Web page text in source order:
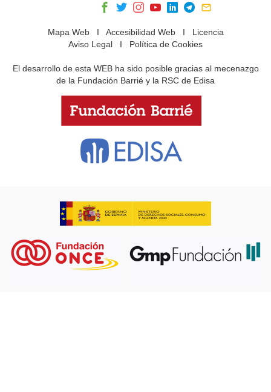
Mapa WebI Accesibilidad WebI Licencia
Aviso Legal I Política de Cookies
El desarrollo de esta WEB ha sido posible gracias al mecenazgo
de la Fundación Barrié y la RSC de Edisa